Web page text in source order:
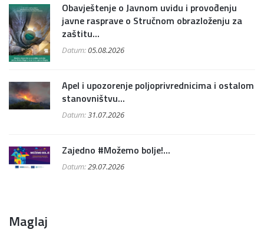
Obavještenje o Javnom uvidu i provođenju
javne rasprave o Stručnom obrazloženju za
zaštitu...
Datum:05.08.2026
Apel i upozorenje poljoprivrednicima i ostalom
stanovništvu...
Datum:31.07.2026
Zajedno #Možemo bolje!...
Datum:29.07.2026
Maglaj